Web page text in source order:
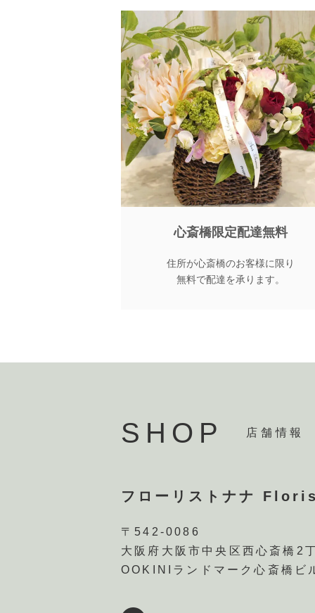
心斎橋限定配達無料
住所が心斎橋のお客様に限り
無料で配達を承ります。
SHOP 店舗情報
フローリストナナ
〒542-0086
大阪府大阪市中央区西心斎橋2
OOKINIランドマーク心斎橋ビ